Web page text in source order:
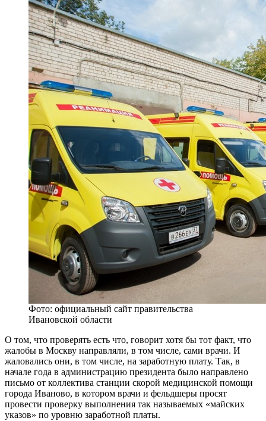
Фото: официальный сайт правительства
Ивановской области
О том, что проверять есть что, говорит хотя бы тот факт, что
жалобы в Москву направляли, в том числе, сами врачи. И
жаловались они, в том числе, на заработную плату. Так, в
начале года в администрацию президента было направлено
письмо от коллектива станции скорой медицинской помощи
города Иваново, в котором врачи и фельдшеры просят
провести проверку выполнения так называемых «майских
указов» по уровню заработной платы.